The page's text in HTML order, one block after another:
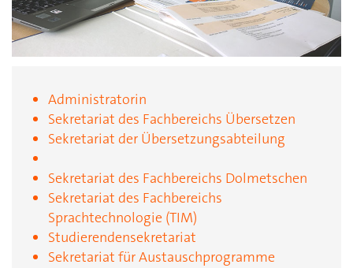
Administratorin
Sekretariat des Fachbereichs Übersetzen
Sekretariat der Übersetzungsabteilung
Sekretariat des Fachbereichs Dolmetschen
Sekretariat des Fachbereichs
Sprachtechnologie (TIM)
Studierendensekretariat
Sekretariat für Austauschprogramme